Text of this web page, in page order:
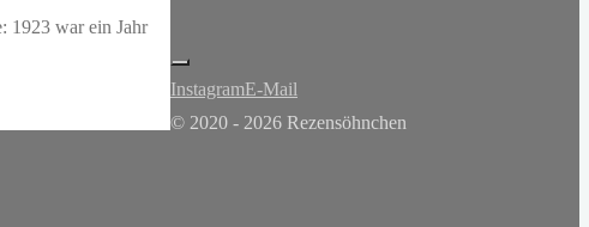
1923 war ein Jahr
InstagramE-Mail
© 2020 - 2026 Rezensöhnchen